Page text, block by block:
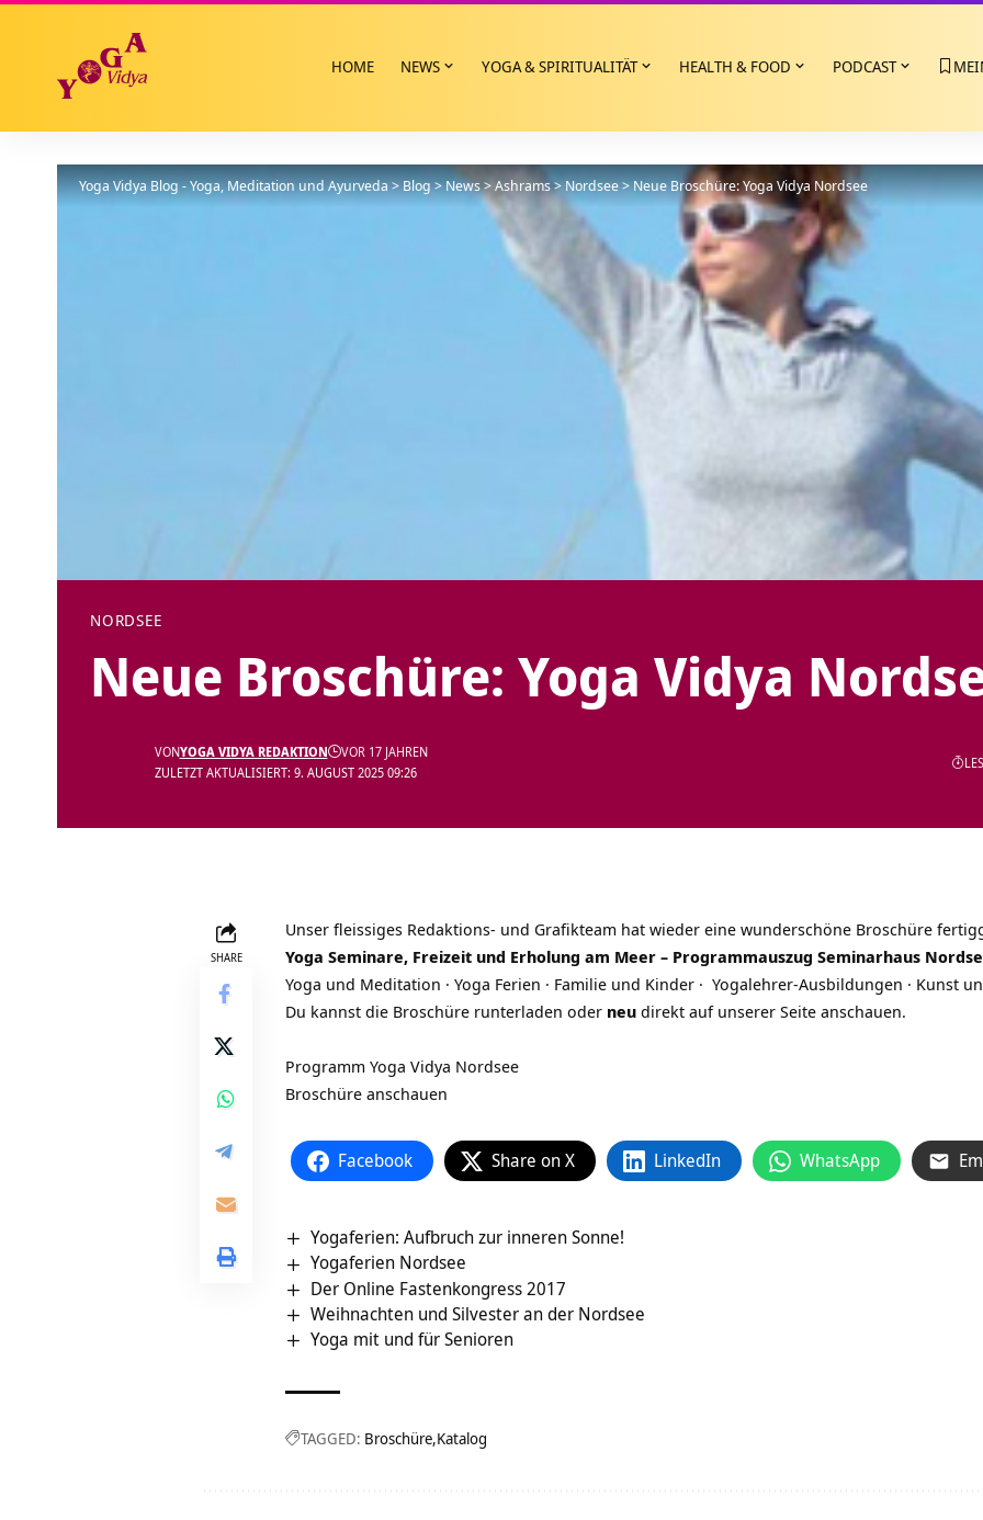
HOME NEWS YOGA & SPIRITUALITÄT HEALTH & FOOD PODCAST
Yoga Vidya Blog - Yoga, Meditation und Ayurveda>Blog>News>Ashrams>Nordsee>Neue Broschüre: Yoga Vidya Nordsee
NORDSEE
Neue Broschüre: Yoga Vidya
ZULETZT AKTUALISIERT: 9. AUGUST 2025 09:26
VONYOGA VIDYA REDAKTION VOR 17 JAHREN
SHARE
Unser fleissiges Redaktions- und Grafikteam hat wieder eine wunderschöne Broschüre
Yoga Seminare, Freizeit und Erholung am Meer – Programmauszug Seminarhaus
Yoga und Meditation · Yoga Ferien · Familie und Kinder · Yogalehrer-Ausbildungen · Kunst
Du kannst die Broschüre runterladen oder neu direkt auf unserer Seite anschauen.
Programm Yoga Vidya Nordsee
Broschüre anschauen
Facebook Share on X LinkedIn WhatsApp
Yogaferien: Aufbruch zur inneren Sonne!
Yogaferien Nordsee
Der Online Fastenkongress 2017
Weihnachten und Silvester an der Nordsee
Yoga mit und für Senioren
TAGGED: Broschüre Katalog